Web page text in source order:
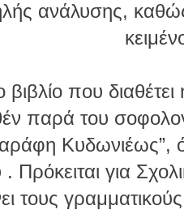
ανάλυσης,
βιβλίο που
παρά του
Κυδωνιέως”,
. Πρόκειται για
τους